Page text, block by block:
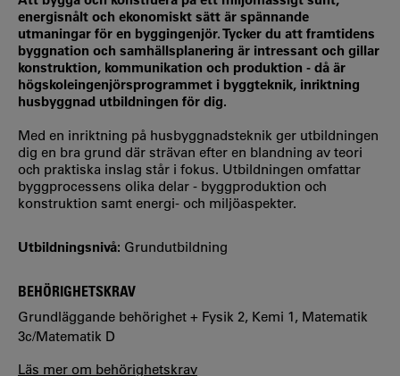
energisnålt och ekonomiskt sätt är spännande
utmaningar för en byggingenjör. Tycker du att framtidens
byggnation och samhällsplanering är intressant och gillar
konstruktion, kommunikation och produktion - då är
högskoleingenjörsprogrammet i byggteknik, inriktning
husbyggnad utbildningen för dig.
Med en inriktning på husbyggnadsteknik ger utbildningen
dig en bra grund där strävan efter en blandning av teori
och praktiska inslag står i fokus. Utbildningen omfattar
byggprocessens olika delar - byggproduktion och
konstruktion samt energi- och miljöaspekter.
Utbildningsnivå: Grundutbildning
BEHÖRIGHETSKRAV
Grundläggande behörighet + Fysik 2, Kemi 1, Matematik
3c/Matematik D
Läs mer om behörighetskrav